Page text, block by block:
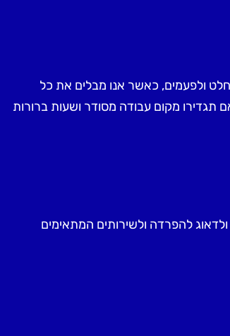
ולפעמים, כאשר אנו מבלים את כל
מקום עבודה מסודר ושעות ברורות
להפרדה ולשירותים המתאימים